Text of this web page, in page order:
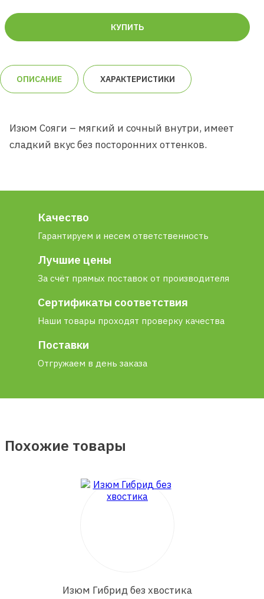
КУПИТЬ
ОПИСАНИЕ ХАРАКТЕРИСТИКИ
Изюм Сояги – мягкий и сочный внутри, имеет
сладкий вкус без посторонних оттенков.
Качество
Гарантируем и несем ответственность
Лучшие цены
За счёт прямых поставок от производителя
Сертификаты соответствия
Наши товары проходят проверку качества
Поставки
Отгружаем в день заказа
Похожие товары
Изюм Гибрид без хвостика